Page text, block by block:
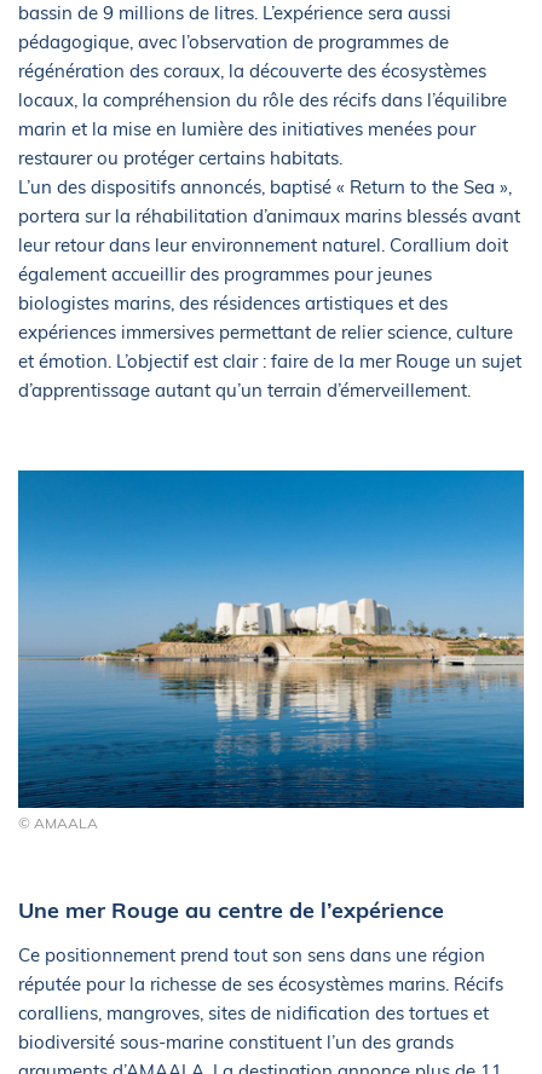
bassin de 9 millions de litres. L’expérience sera aussi
pédagogique, avec l’observation de programmes de
régénération des coraux, la découverte des écosystèmes
locaux, la compréhension du rôle des récifs dans l’équilibre
marin et la mise en lumière des initiatives menées pour
restaurer ou protéger certains habitats.
L’un des dispositifs annoncés, baptisé « Return to the Sea »,
portera sur la réhabilitation d’animaux marins blessés avant
leur retour dans leur environnement naturel. Corallium doit
également accueillir des programmes pour jeunes
biologistes marins, des résidences artistiques et des
expériences immersives permettant de relier science, culture
et émotion. L’objectif est clair : faire de la mer Rouge un sujet
d’apprentissage autant qu’un terrain d’émerveillement.
© AMAALA
Une mer Rouge au centre de l’expérience
Ce positionnement prend tout son sens dans une région
réputée pour la richesse de ses écosystèmes marins. Récifs
coralliens, mangroves, sites de nidification des tortues et
biodiversité sous-marine constituent l’un des grands